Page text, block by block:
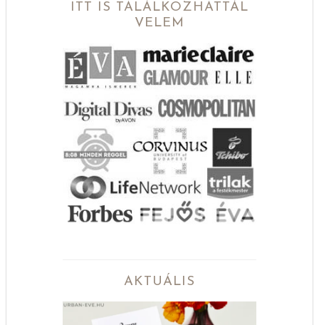
ITT IS TALÁLKOZHATTÁL
VELEM
AKTUÁLIS